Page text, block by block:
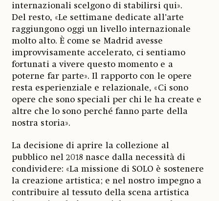
internazionali scelgono di stabilirsi qui».
Del resto, «Le settimane dedicate all’arte
raggiungono oggi un livello internazionale
molto alto. È come se Madrid avesse
improvvisamente accelerato, ci sentiamo
fortunati a vivere questo momento e a
poterne far parte». Il rapporto con le opere
resta esperienziale e relazionale, «Ci sono
opere che sono speciali per chi le ha create e
altre che lo sono perché fanno parte della
nostra storia».
La decisione di aprire la collezione al
pubblico nel 2018 nasce dalla necessità di
condividere: «La missione di SOLO è sostenere
la creazione artistica; e nel nostro impegno a
contribuire al tessuto della scena artistica